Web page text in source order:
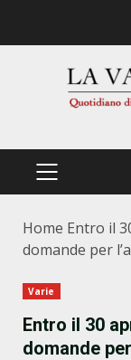
PRIMÄRES
Home Entro il
domande per
Varie
Entro il 30
domande